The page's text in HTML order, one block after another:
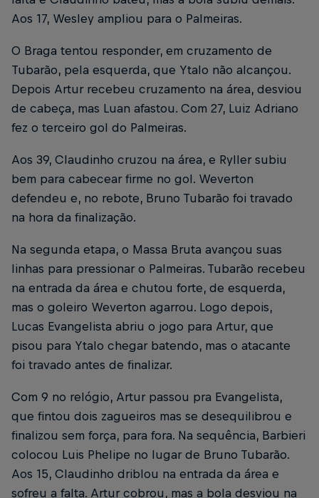
Aos 17, Wesley ampliou para o Palmeiras.
O Braga tentou responder, em cruzamento de
Tubarão, pela esquerda, que Ytalo não alcançou.
Depois Artur recebeu cruzamento na área, desviou
de cabeça, mas Luan afastou. Com 27, Luiz Adriano
fez o terceiro gol do Palmeiras.
Aos 39, Claudinho cruzou na área, e Ryller subiu
bem para cabecear firme no gol. Weverton
defendeu e, no rebote, Bruno Tubarão foi travado
na hora da finalização.
Na segunda etapa, o Massa Bruta avançou suas
linhas para pressionar o Palmeiras. Tubarão recebeu
na entrada da área e chutou forte, de esquerda,
mas o goleiro Weverton agarrou. Logo depois,
Lucas Evangelista abriu o jogo para Artur, que
pisou para Ytalo chegar batendo, mas o atacante
foi travado antes de finalizar.
Com 9 no relógio, Artur passou pra Evangelista,
que fintou dois zagueiros mas se desequilibrou e
finalizou sem força, para fora. Na sequência, Barbieri
colocou Luis Phelipe no lugar de Bruno Tubarão.
Aos 15, Claudinho driblou na entrada da área e
sofreu a falta. Artur cobrou, mas a bola desviou na